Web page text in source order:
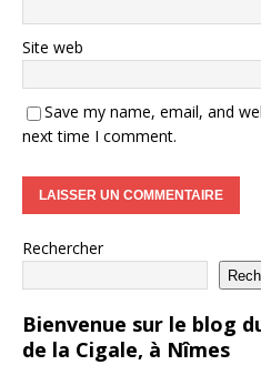
Site web
Save my name, email, and
next time I comment.
Rechercher
Bienvenue sur le blog
de la Cigale, à Nîmes